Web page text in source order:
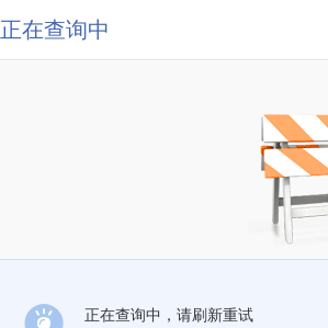
正在查询中
正在查询中，请刷新重试